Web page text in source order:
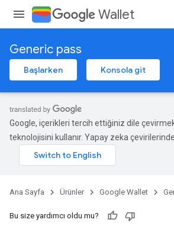
Wallet
Generic pass
Başlarken Konsola git
Google, içerikleri tercih ettiğiniz dile
teknolojisini kullanır. Yapay zeka
Ana Sayfa Ürünler Google Wallet
Bu size yardımcı oldu mu?